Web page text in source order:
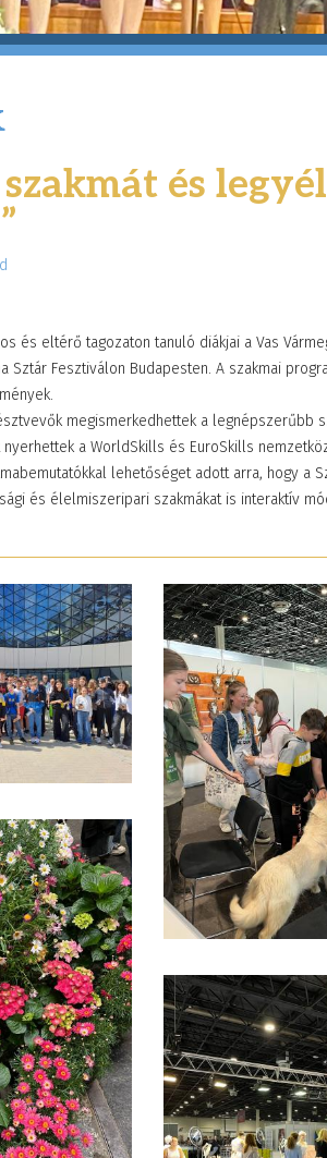
Élményekkel teli
Zánkán
2026. június 08. 10:47
és
és eltérő tagozaton tanuló diákjai a Vas
Sztár Fesztiválon Budapesten. A szakmai
megismerkedhettek a legnépszerűbb
a WorldSkills és EuroSkills
lehetőséget adott arra, hogy a
és élelmiszeripari szakmákat is interaktív